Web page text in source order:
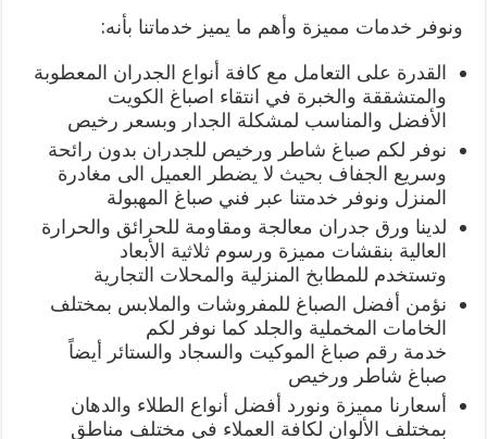
ونوفر خدمات مميزة وأهم ما يميز خدماتنا بأنه:
القدرة على التعامل مع كافة أنواع الجدران المعطوبة
والمتشققة والخبرة في انتقاء اصباغ الكويت
الأفضل والمناسب لمشكلة الجدار وبسعر رخيص
نوفر لكم صباغ شاطر ورخيص للجدران بدون رائحة
وسريع الجفاف بحيث لا يضطر العميل الى مغادرة
المنزل ونوفر خدمتنا عبر فني صباغ المهبولة
لدينا ورق جدران معالجة ومقاومة للحرائق والحرارة
العالية بنقشات مميزة ورسوم ثلاثية الأبعاد
وتستخدم للمطابخ المنزلية والمحلات التجارية
نؤمن أفضل الصباغ للمفروشات والملابس بمختلف
الخامات المخملية والجلد كما نوفر لكم
خدمة رقم صباغ الموكيت والسجاد والستائر أيضاً
صباغ شاطر ورخيص
أسعارنا مميزة ونورد أفضل أنواع الطلاء والدهان
بمختلف الألوان لكافة العملاء في مختلف مناطق